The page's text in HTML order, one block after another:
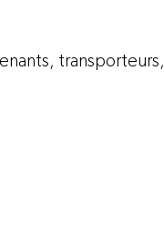
transporteurs,